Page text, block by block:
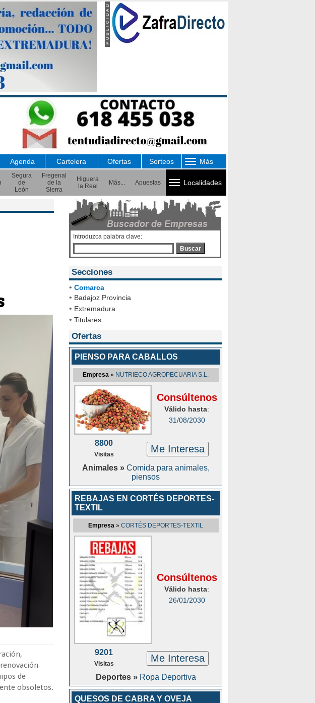
Agenda Cartelera Ofertas Sorteos Más
Segura
de
León
Fregenal
de la
Sierra
Higuera
la Real
Más... Apuestas Localidades
de
obsoletos.
Introduzca palabra clave:
Buscar
Secciones
• Comarca
• Badajoz Provincia
• Extremadura
• Titulares
Ofertas
PIENSO PARA CABALLOS
Empresa » NUTRIECO AGROPECUARIA S.L.
Consúltenos
Válido hasta:
31/08/2030
8800
Visitas Me Interesa
Animales » Comida para animales,
piensos
REBAJAS EN CORTÉS DEPORTES-
TEXTIL
Empresa » CORTÉS DEPORTES-TEXTIL
Consúltenos
Válido hasta:
26/01/2030
9201
Visitas Me Interesa
Deportes » Ropa Deportiva
QUESOS DE CABRA Y OVEJA